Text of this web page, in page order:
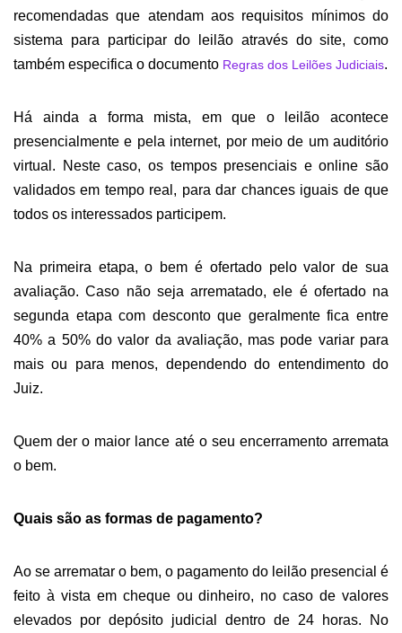
recomendadas que atendam aos requisitos mínimos do
sistema para participar do leilão através do site, como
também especifica o documento Regras dos Leilões Judiciais.
Há ainda a forma mista, em que o leilão acontece
presencialmente e pel a internet, por meio de um auditório
virtual.
Neste caso, os tempos presenciais e online são
validados em tempo real, para dar chances iguais de que
todos os interessados participem.
Na primeira etapa, o bem é ofertado pelo valor desua
avaliação. Caso não seja arrematado,ele é ofertado na
segunda etapa com desconto que geralmente fica entre
40% a 50% do valor da avaliação, mas pode variar para
mais ou para menos, dependendo do entendimento do
Juiz.
Quem der o maior lance até o seu encerramento arremata
o bem.
Quais são as formas de pagamento?
Ao se arrematar o bem, o pagamento do leilão presencial é
feito à vista em cheque ou dinheiro, no caso de valores
elevados por depósito judicial dentro de 24 horas.
No